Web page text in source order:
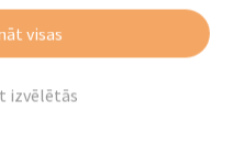
izvēlētās
visas